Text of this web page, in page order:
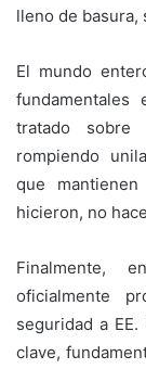
lleno de basura,
El mundo
tratado sobre
rompiendo
que
hicieron, no
Finalmente,
oficialmente
seguridad a
clave,